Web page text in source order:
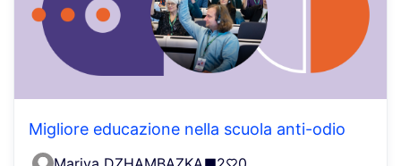
Migliore educazione nella scuola anti-odio